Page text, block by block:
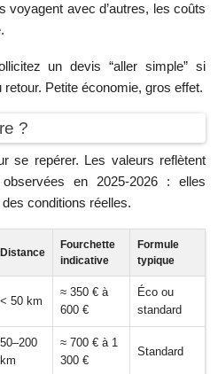
voyagent avec d’autres, les coûts
un devis “aller simple” si
retour. Petite économie, gros effet.
?
se repérer. Les valeurs reflètent
en 2025-2026 : elles
conditions réelles.
Distance
Fourchette
indicative
Formule
typique
< 50 km
≈ 350 € à
600 €
Éco ou
standard
50–200
km
≈ 700 € à 1
300 €
Standard